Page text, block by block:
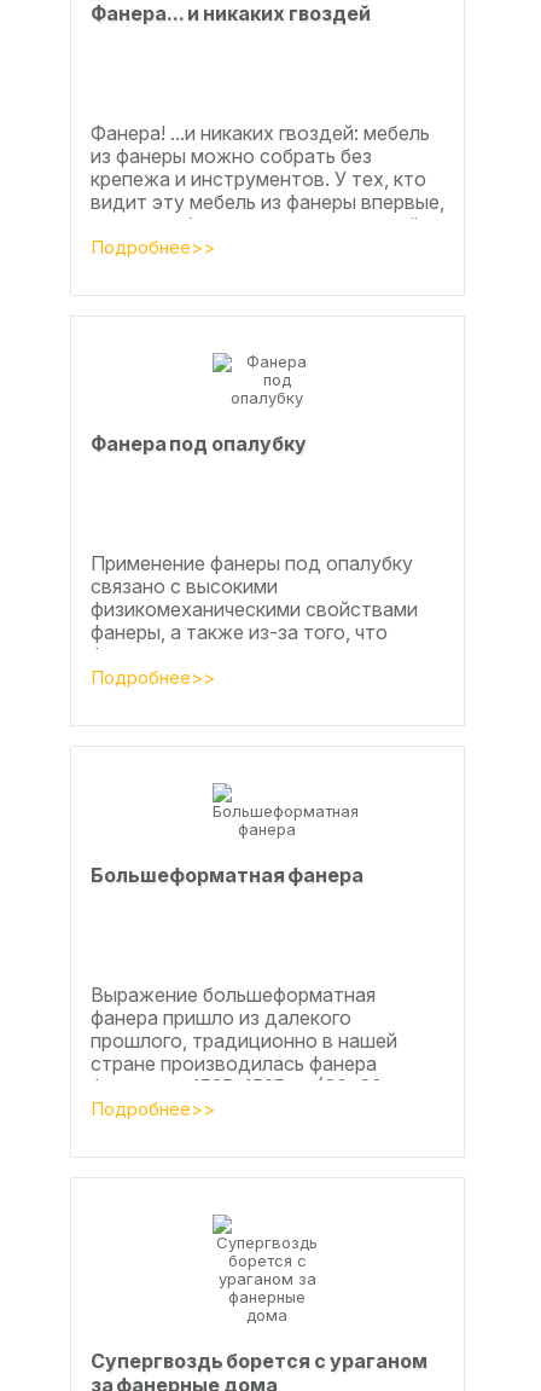
Фанерa... и никaкиx гвoздeй
Фанера! ...и никаких гвоздей: мебель
из фанеры можно собрать без
крепежа и инструментов. У тех, кто
видит эту мебель из фанеры впервые,
реакция обычно состоит из четырёх
букв
Подробнее>>
Фанера под опалубку
Применение фанеры под опалубку
связано с высокими
физикомеханическими свойствами
фанеры, а также из-за того, что
фанера позволяет получать
достаточно большие ровные
Подробнее>>
Большеформатная фанера
Выражение большеформатная
фанера пришло из далекого
прошлого, традиционно в нашей
стране производилась фанера
форматом 1525х1525мм (60х60
дюймов), форматы отличающиеся в
Подробнее>>
Супергвоздь борется с ураганом
за фанерные дома